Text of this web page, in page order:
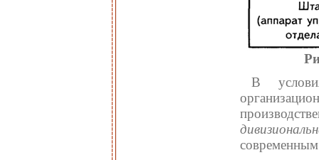
В